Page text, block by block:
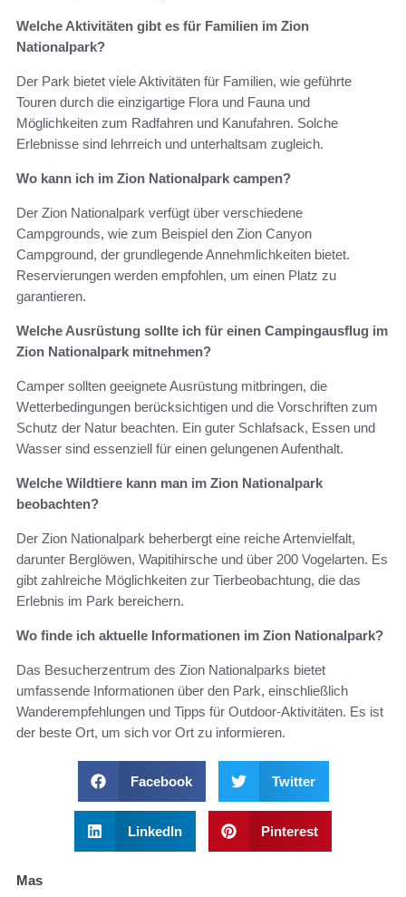
Welche Aktivitäten gibt es für Familien im Zion
Nationalpark?
Der Park bietet viele Aktivitäten für Familien, wie geführte
Touren durch die einzigartige Flora und Fauna und
Möglichkeiten zum Radfahren und Kanufahren. Solche
Erlebnisse sind lehrreich und unterhaltsam zugleich.
Wo kann ich im Zion Nationalpark campen?
Der Zion Nationalpark verfügt über verschiedene
Campgrounds, wie zum Beispiel den Zion Canyon
Campground, der grundlegende Annehmlichkeiten bietet.
Reservierungen werden empfohlen, um einen Platz zu
garantieren.
Welche Ausrüstung sollte ich für einen Campingausflug im
Zion Nationalpark mitnehmen?
Camper sollten geeignete Ausrüstung mitbringen, die
Wetterbedingungen berücksichtigen und die Vorschriften zum
Schutz der Natur beachten. Ein guter Schlafsack, Essen und
Wasser sind essenziell für einen gelungenen Aufenthalt.
Welche Wildtiere kann man im Zion Nationalpark
beobachten?
Der Zion Nationalpark beherbergt eine reiche Artenvielfalt,
darunter Berglöwen, Wapitihirsche und über 200 Vogelarten. Es
gibt zahlreiche Möglichkeiten zur Tierbeobachtung, die das
Erlebnis im Park bereichern.
Wo finde ich aktuelle Informationen im Zion Nationalpark?
Das Besucherzentrum des Zion Nationalparks bietet
umfassende Informationen über den Park, einschließlich
Wanderempfehlungen und Tipps für Outdoor-Aktivitäten. Es ist
der beste Ort, um sich vor Ort zu informieren.
Facebook Twitter
LinkedIn Pinterest
Mas